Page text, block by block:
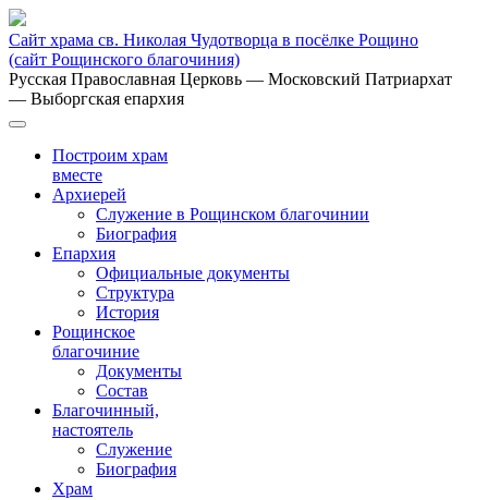
Сайт храма св. Николая Чудотворца в посёлке Рощино
(сайт Рощинского благочиния)
Русская Православная Церковь — Московский Патриархат
— Выборгская епархия
Построим храм
вместе
Архиерей
Служение в Рощинском благочинии
Биография
Епархия
Официальные документы
Структура
История
Рощинское
благочиние
Документы
Состав
Благочинный,
настоятель
Служение
Биография
Храм